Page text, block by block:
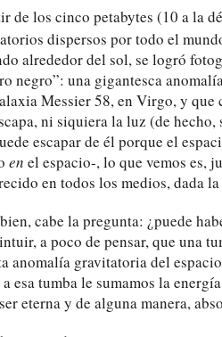
de los cinco petabytes (10 a la
dispersos por todo el
alrededor del sol, se logró
negro”: una gigantesca
Messier 58, en Virgo, y
ni siquiera la luz (de
escapar de él porque el
en el espacio-, lo que vemos es,
en todos los medios, dada
cabe la pregunta: ¿puede
a poco de pensar, que una
anomalía gravitatoria del
esa tumba le sumamos la
eterna y de alguna manera,